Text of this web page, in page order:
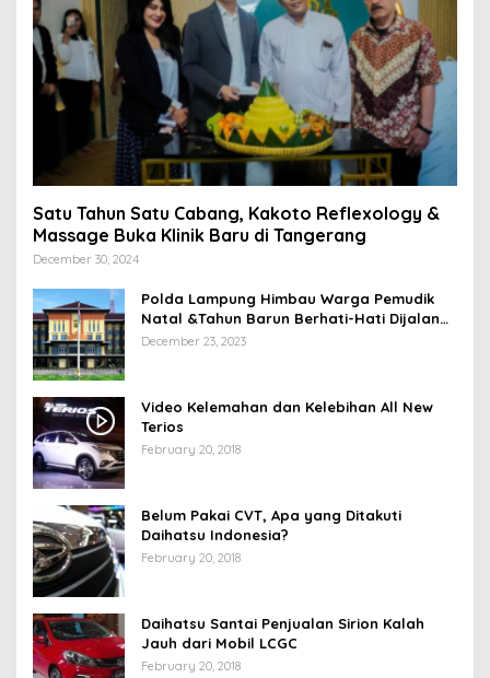
Satu Tahun Satu Cabang, Kakoto Reflexology &
Massage Buka Klinik Baru di Tangerang
December 30, 2024
Polda Lampung Himbau Warga Pemudik
Natal &Tahun Barun Berhati-Hati Dijalan
Saat Melintas di -Titik Rawan Kecelakaan
December 23, 2023
Video Kelemahan dan Kelebihan All New
Terios
February 20, 2018
Belum Pakai CVT, Apa yang Ditakuti
Daihatsu Indonesia?
February 20, 2018
Daihatsu Santai Penjualan Sirion Kalah
Jauh dari Mobil LCGC
February 20, 2018